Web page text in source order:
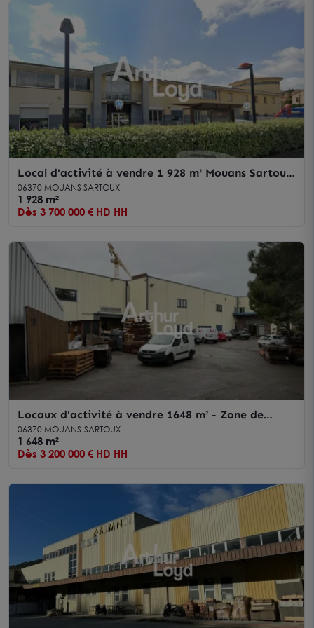
Local d'activité à vendre 1 928 m² Mouans Sartoux
- Excellente visibilité
06370 MOUANS SARTOUX
1 928 m²
Dès 3 700 000 € HD HH
Locaux d'activité à vendre 1648 m² - Zone de
l'Argile - Mouans Sartoux
06370 MOUANS-SARTOUX
1 648 m²
Dès 3 200 000 € HD HH